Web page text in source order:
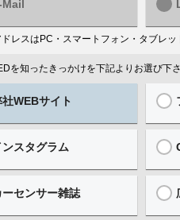
Mail
レスはPC・スマートフォン・タブレ
を知ったきっかけを下記よりお選び下
社WEBサイト
ンスタグラム
ーセンサー雑誌